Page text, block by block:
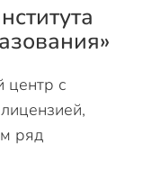
центр с
ряд